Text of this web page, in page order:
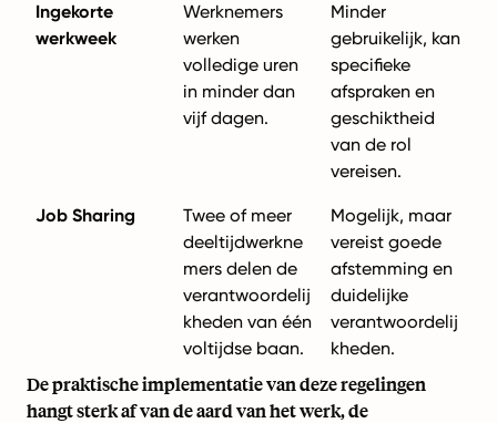
Ingekorte
werkweek
Werknemers
werken
volledige uren
in minder dan
vijf dagen.
Minder
gebruikelijk, kan
specifieke
afspraken en
geschiktheid
van de rol
vereisen.
Job Sharing
Twee of meer
deeltijdwerkne
mers delen de
verantwoordelij
kheden van één
voltijdse baan.
Mogelijk, maar
vereist goede
afstemming en
duidelijke
verantwoordelij
kheden.
De praktische implementatie van deze regelingen
hangt sterk af van de aard van het werk, de